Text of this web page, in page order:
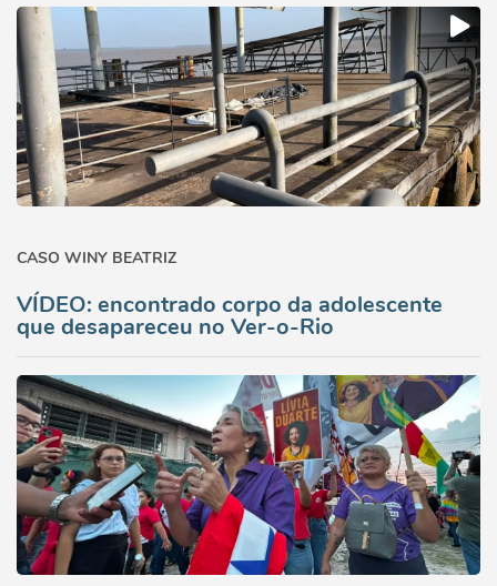
CASO WINY BEATRIZ
VÍDEO: encontrado corpo da adolescente
que desapareceu no Ver-o-Rio